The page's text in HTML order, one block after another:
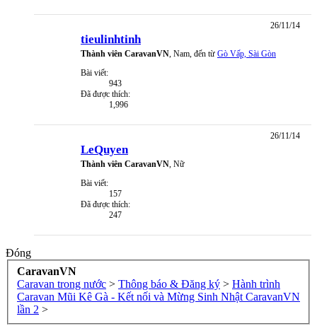
26/11/14
tieulinhtinh
Thành viên CaravanVN, Nam, đến từ Gò Vấp, Sài Gòn
Bài viết:
943
Đã được thích:
1,996
26/11/14
LeQuyen
Thành viên CaravanVN, Nữ
Bài viết:
157
Đã được thích:
247
Đóng
CaravanVN
Caravan trong nước > Thông báo & Đăng ký > Hành trình
Caravan Mũi Kê Gà - Kết nối và Mừng Sinh Nhật CaravanVN
lần 2 >